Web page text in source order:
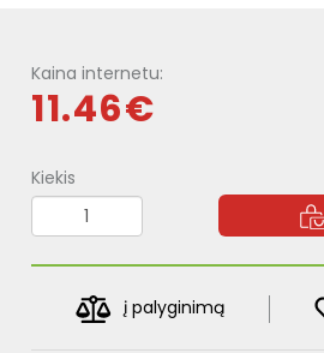
Kaina internetu:
11.46€
Kiekis
į palyginimą